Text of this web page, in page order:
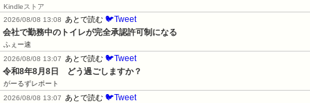
Kindleストア
2026/08/08 13:08
あとで読む 🐦Tweet
会社で勤務中のトイレが完全承認許可制になる
ふぇー速
2026/08/08 13:07
あとで読む 🐦Tweet
令和8年8月8日　どう過ごしますか？
がーるずレポート
2026/08/08 13:07
あとで読む 🐦Tweet